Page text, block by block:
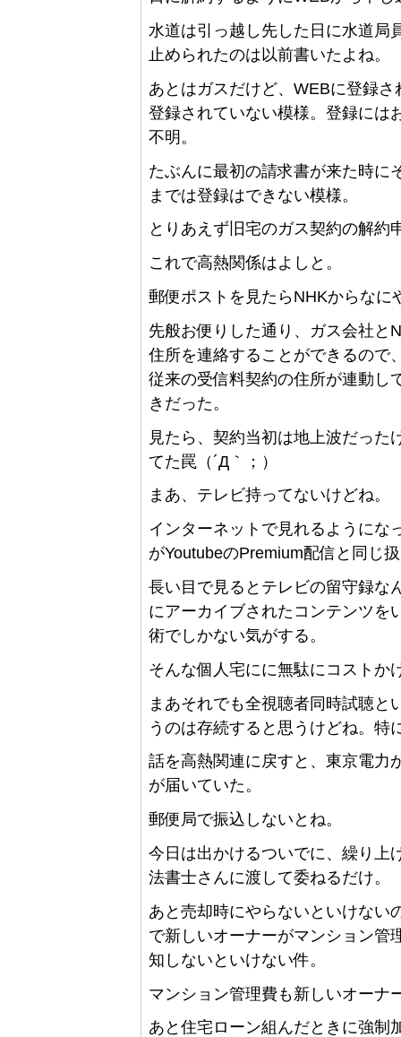
水道は引っ越し先した日に水道局
止められたのは以前書いたよね。
あとはガスだけど、WEBに登録
登録されていない模様。登録には
不明。
たぶんに最初の請求書が来た時に
までは登録はできない模様。
とりあえず旧宅のガス契約の解約
これで高熱関係はよしと。
郵便ポストを見たらNHKからなに
先般お便りした通り、ガス会社と
住所を連絡することができるので
従来の受信料契約の住所が連動し
きだった。
見たら、契約当初は地上波だった
てた罠（´Д｀；）
まあ、テレビ持ってないけどね。
インターネットで見れるようにな
がYoutubeのPremium配信と同じ
長い目で見るとテレビの留守録な
にアーカイブされたコンテンツを
術でしかない気がする。
そんな個人宅にに無駄にコストか
まあそれでも全視聴者同時試聴と
うのは存続すると思うけどね。特
話を高熱関連に戻すと、東京電力
が届いていた。
郵便局で振込しないとね。
今日は出かけるついでに、繰り上
法書士さんに渡して委ねるだけ。
あと売却時にやらないといけない
で新しいオーナーがマンション管
知しないといけない件。
マンション管理費も新しいオーナ
あと住宅ローン組んだときに強制